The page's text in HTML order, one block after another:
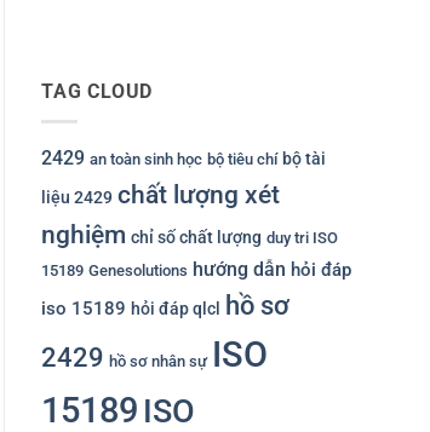
TAG CLOUD
2429 an toàn sinh học bộ tiêu chí bộ tài
liệu 2429 chất lượng xét
nghiệm chỉ số chất lượng duy tri ISO
15189 Genesolutions hướng dẫn hỏi đáp
iso 15189 hỏi đáp qlcl
hồ sơ
2429 hồ sơ nhân sự ISO
15189 ISO